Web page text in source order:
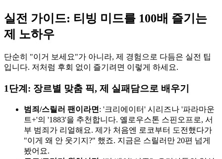
실전 가이드: 티빙 미드를 100배 즐기는
제 노하우
단순히 "이거 보세요"가 아니라, 제 경험으로 다듬은 실전 팁
입니다. 저처럼 후회 없이 즐기려면 이렇게 하세요.
1단계: 장르별 맞춤 픽, 제 실패담으로 배우기
범죄/스릴러 팬이라면 : '크리에이터' 시리즈나 '파라마운
트+'의 '1883'을 추천합니다. 옐로우스톤 스핀오프로, 서
부 범죄가 리얼해요. 제가 처음엔 로코부터 도전했다가
"이게 왜 안 웃기지?" 했죠. 지금은 스릴러만 20편 넘게
봤어요.